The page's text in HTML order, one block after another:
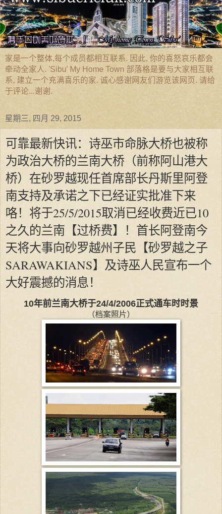
家是一个整体,每个成员都相互联系. 因此, 你的喜怒哀乐都会
牵动全家人. 'Sibu' My Home Town 部落格是要与大家相互联
系, 建立一个充满喜乐的家. 诚心感谢网友们游览该网页. 请给
于评论...谢谢.
星期三, 四月 29, 2015
可靠最新快讯：诗巫市命脉大桥也被称
为政治大桥的兰南大桥（前称阿山港大
桥）在砂罗越现任首席部长丹斯里阿登
南支持及承诺之下已经证实批准下来
咯！将于25/5/2015取消已经收费近已10
之久的兰南【过桥费】！首长阿登南今
天将大事向砂罗越州子民【砂罗越之子
SARAWAKIANS】及诗巫人民宣布一个
大好震撼的消息！
10年前兰南大桥于24/4/2006正式通车时时景
（档案照片）